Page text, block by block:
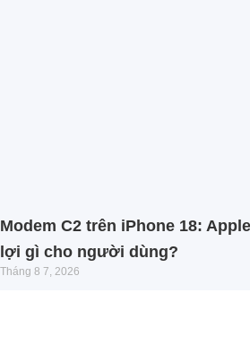
Modem C2 trên iPhone 18:
lợi gì cho người dùng?
Tháng 8 7, 2026